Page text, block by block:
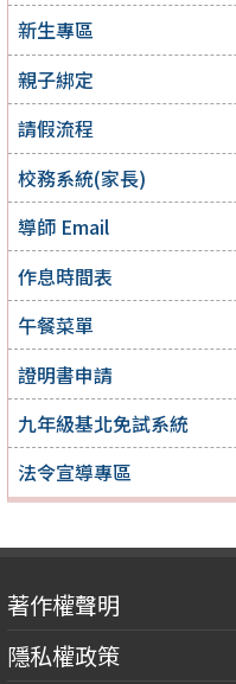
新生專區
親子綁定
請假流程
校務系統(家長)
導師 Email
作息時間表
午餐菜單
證明書申請
九年級基北免試系統
法令宣導專區
著作權聲明
隱私權政策